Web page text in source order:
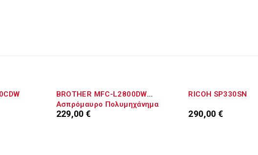
BROTHER MFC-L2800DW
Ασπρόμαυρο Πολυμηχάνημα
Laser
229,00€
RICOH SP330SN
290,00€